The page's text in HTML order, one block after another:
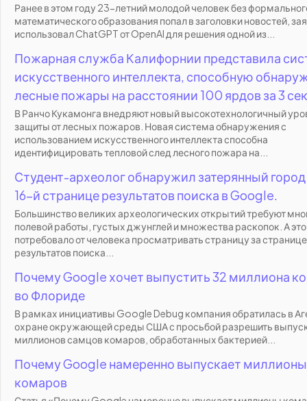
Ранее в этом году 23-летний молодой человек без
математического образования попал в заголовки новостей,
использовал ChatGPT от OpenAI для решения одной из...
Пожарная служба Калифорнии представила
искусственного интеллекта, способную
лесные пожары на расстоянии 100 ярдов за 3
В Ранчо Кукамонга внедряют новый высокотехнологичный
защиты от лесных пожаров. Новая система обнаружения с
использованием искусственного интеллекта способна
идентифицировать тепловой след лесного пожара на...
Студент-археолог обнаружил затерянный
16-й странице результатов поиска в Google.
Большинство великих археологических открытий требуют
полевой работы, густых джунглей и множества раскопок. А
потребовало от человека просматривать страницу за
результатов поиска...
Почему Google хочет выпустить 32 миллиона
во Флориде
В рамках инициативы Google Debug компания обратилась в
охране окружающей среды США с просьбой разрешить
миллионов самцов комаров, обработанных бактерией...
Почему Google намеренно выпускает миллионы
комаров